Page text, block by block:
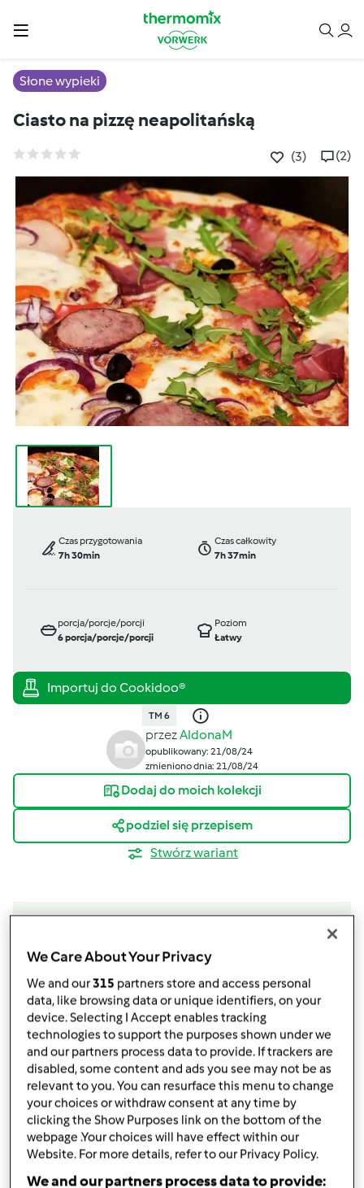
Słone wypieki
Ciasto na pizzę neapolitańską
(3) (2)
Czas przygotowania
7h 30min
Czas całkowity
7h 37min
porcja/porcje/porcji
6porcja/porcje/porcji
Poziom
Łatwy
TM 6
przezAldonaM
opublikowany: 21/08/24
zmieniono dnia: 21/08/24
Dodaj do moich kolekcji
podziel się przepisem
Stwórz wariant
Składniki
Ciasto
1000gramówmąki pszennej,typ 00
4gramydrożdży świeżych
20gramów soli
700gramówwody,w temperaturze 32 – 35ºC
0.5łyżeczkicukru
Lista zakupów
We Care About Your Privacy
We and our315 partners store and access personal
data, like browsing data or unique identifiers, on your
device. Selecting I Accept enables tracking
technologies to support the purposes shown under we
and our partners process data to provide. If trackers are
disabled, some content and ads you see may not be as
relevant to you. You can resurface this menu to change
your choices or withdraw consent at any time by
clicking the Show Purposes link on the bottom of the
webpage .Your choices will have effect within our
Website. For more details, refer to our Privacy Policy.
We and our partners process data to provide: